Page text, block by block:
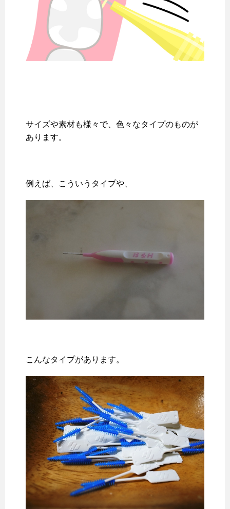
サイズや素材も様々で、色々なタイプのものが
あります。
例えば、こういうタイプや、
こんなタイプがあります。